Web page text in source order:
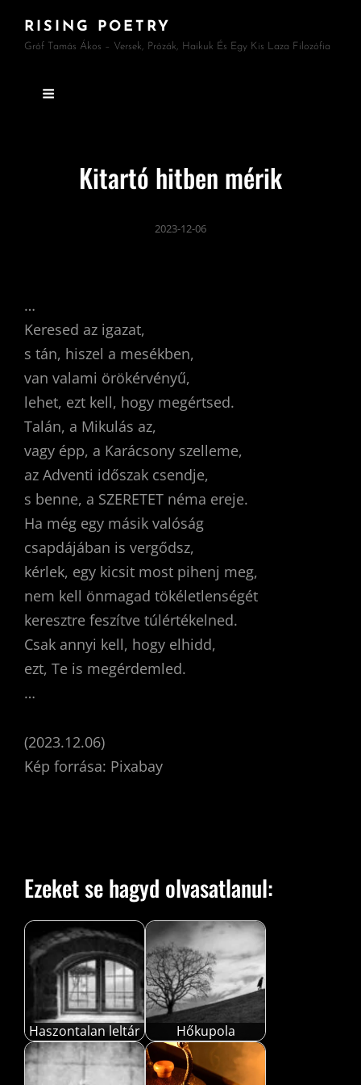
RISING POETRY
Gróf Tamás Ákos – Versek, Prózák, Haikuk És Egy Kis Laza Filozófia
Kitartó hitben mérik
2023-12-06
…
Keresed az igazat,
s tán, hiszel a mesékben,
van valami örökérvényű,
lehet, ezt kell, hogy megértsed.
Talán, a Mikulás az,
vagy épp, a Karácsony szelleme,
az Adventi időszak csendje,
s benne, a SZERETET néma ereje.
Ha még egy másik valóság
csapdájában is vergődsz,
kérlek, egy kicsit most pihenj meg,
nem kell önmagad tökéletlenségét
keresztre feszítve túlértékelned.
Csak annyi kell, hogy elhidd,
ezt, Te is megérdemled.
…
(2023.12.06)
Kép forrása: Pixabay
Ezeket se hagyd olvasatlanul:
Haszontalan leltár Hőkupola